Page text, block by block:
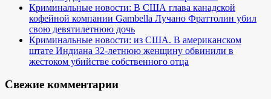
Криминальные новости: В США глава канадской
кофейной компании Gambella Лучано Фраттолин убил
свою девятилетнюю дочь
Криминальные новости: из США. В американском
штате Индиана 32-летнюю женщину обвинили в
жестоком убийстве собственного отца
Свежие комментарии